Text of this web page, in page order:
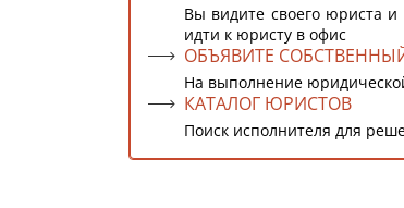
Вы видите своего юриста и
идти к юристу в офис
ОБЪЯВИТЕ
На выполнение
КАТАЛОГ ЮРИСТОВ
Поиск исполнителя для